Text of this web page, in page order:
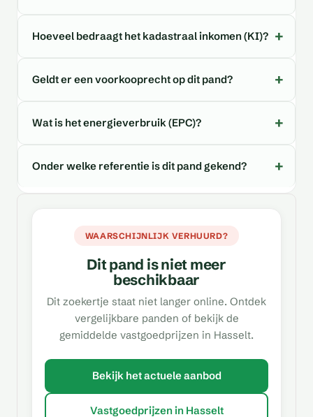
Hoeveel bedraagt het kadastraal inkomen (KI)?
Geldt er een voorkooprecht op dit pand?
Wat is het energieverbruik (EPC)?
Onder welke referentie is dit pand gekend?
WAARSCHIJNLIJK VERHUURD?
Dit pand is niet meer
beschikbaar
Dit zoekertje staat niet langer online. Ontdek
vergelijkbare panden of bekijk de
gemiddelde vastgoedprijzen in Hasselt.
Bekijk het actuele aanbod
Vastgoedprijzen in Hasselt